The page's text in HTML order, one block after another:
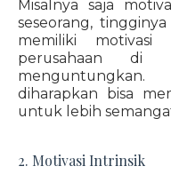
Misalnya saja
seseorang,
memiliki
perusahaan di
diharapkan bisa
untuk lebih
2. Motivasi Intrinsik